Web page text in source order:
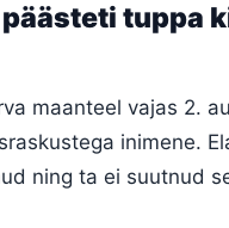
tuppa
maanteel vajas 2.
inimene.
ning ta ei suutnud